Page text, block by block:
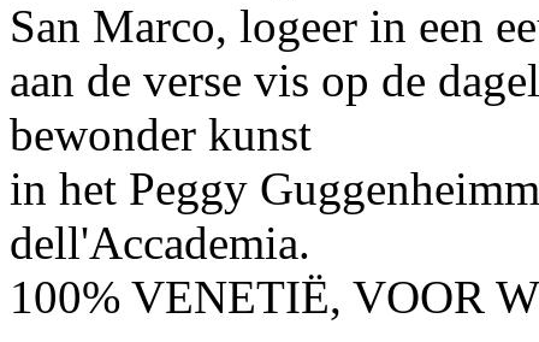
San Marco, logeer in een
aan de verse vis op de
bewonder kunst
in het Peggy
dell'Accademia.
100% VENETIË, VOOR